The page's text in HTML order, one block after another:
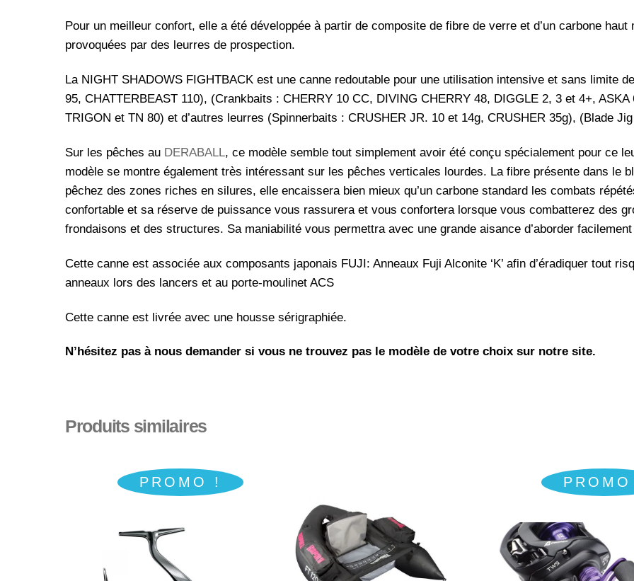
Pour un meilleur confort, elle a été développée à partir de composite de fibre de verre et d’un carbone
provoquées par des leurres de prospection.
La NIGHT SHADOWS FIGHTBACK est une canne redoutable pour une utilisation intensive et sans limite
95, CHATTERBEAST 110), (Crankbaits : CHERRY 10 CC, DIVING CHERRY 48, DIGGLE 2, 3 et 4+,
TRIGON et TN 80) et d’autres leurres (Spinnerbaits : CRUSHER JR. 10 et 14g, CRUSHER 35g), (Blade
Sur les pêches au DERABALL, ce modèle semble tout simplement avoir été conçu spécialement pour ce
modèle se montre également très intéressant sur les pêches verticales lourdes. La fibre présente dans le
pêchez des zones riches en silures, elle encaissera bien mieux qu’un carbone standard les combats
confortable et sa réserve de puissance vous rassurera et vous confortera lorsque vous combatterez des
frondaisons et des structures. Sa maniabilité vous permettra avec une grande aisance d’aborder
Cette canne est associée aux composants japonais FUJI: Anneaux Fuji Alconite ‘K’ afin d’éradiquer tout
anneaux lors des lancers et au porte-moulinet ACS
Cette canne est livrée avec une housse sérigraphiée.
N’hésitez pas à nous demander si vous ne trouvez pas le modèle de votre choix sur notre site.
Produits similaires
PROMO !